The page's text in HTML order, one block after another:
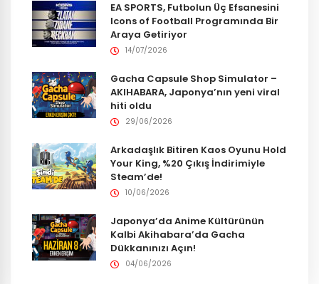
EA SPORTS, Futbolun Üç Efsanesini
Icons of Football Programında Bir
Araya Getiriyor
14/07/2026
Gacha Capsule Shop Simulator –
AKIHABARA, Japonya’nın yeni viral
hiti oldu
29/06/2026
Arkadaşlık Bitiren Kaos Oyunu Hold
Your King, %20 Çıkış İndirimiyle
Steam’de!
10/06/2026
Japonya’da Anime Kültürünün
Kalbi Akihabara’da Gacha
Dükkanınızı Açın!
04/06/2026